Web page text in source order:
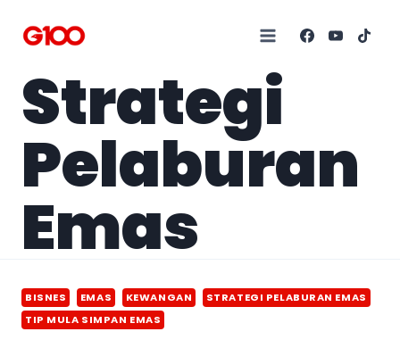
Strategi
Pelaburan
Emas
BISNES EMAS KEWANGAN
STRATEGI PELABURAN EMAS
TIP MULA SIMPAN EMAS